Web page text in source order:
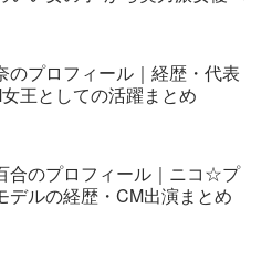
のプロフィール｜経歴・代表
王としての活躍まとめ
合のプロフィール｜ニコ☆プ
デルの経歴・CM出演まとめ